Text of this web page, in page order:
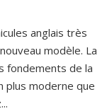
anglais très
modèle. La
fondements de la
plus moderne que